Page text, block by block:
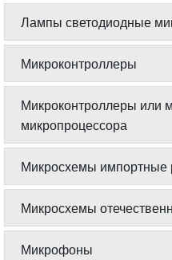
Лампы светодиодные
Микроконтроллеры
Микроконтроллеры или
микропроцессора
Микросхемы импортные
Микросхемы
Микрофоны